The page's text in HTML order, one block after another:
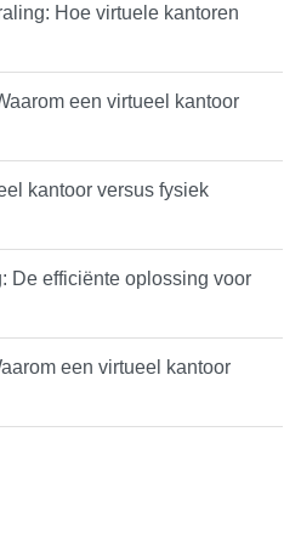
Hoe virtuele kantoren
een virtueel kantoor
kantoor versus fysiek
De efficiënte oplossing voor
een virtueel kantoor